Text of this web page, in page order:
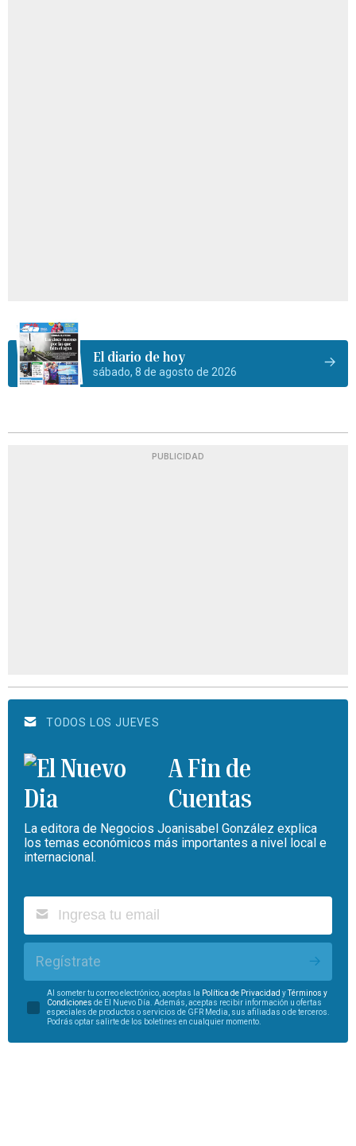
El diario de hoy
sábado, 8 de agosto de 2026
PUBLICIDAD
TODOS LOS JUEVES
A Fin de
Cuentas
La editora de Negocios Joanisabel González explica
los temas económicos más importantes a nivel local e
internacional.
Regístrate
Al someter tu correo electrónico, aceptas la Política de Privacidad yTérminos y
Condiciones de El Nuevo Día. Además, aceptas recibir información u ofertas
especiales de productos o servicios de GFR Media, sus afiliadas o de terceros.
Podrás optar salirte de los boletines en cualquier momento.